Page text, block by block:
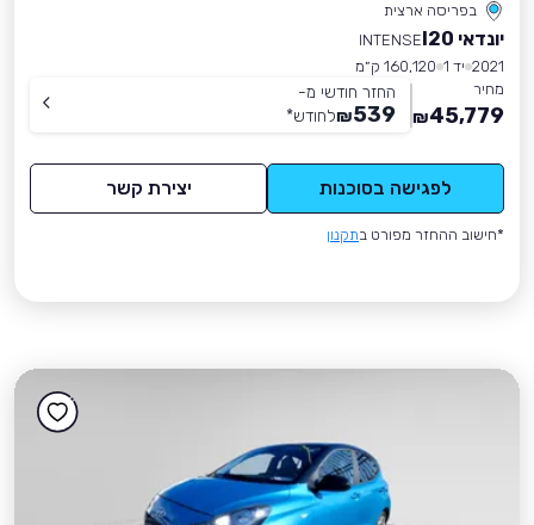
בפריסה ארצית
יונדאי I20
INTENSE
2021 יד 1
160,120 ק״מ
מחיר
45,779
₪
החזר חודשי מ-
539
₪לחודש*
לפגישה בסוכנות יצירת קשר
*חישוב ההחזר מפורט בתקנון